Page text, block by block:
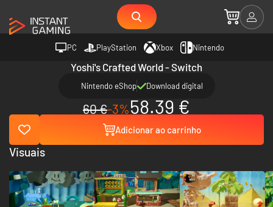
PC PlayStation Xbox Nintendo
Yoshi's Crafted World - Switch
Nintendo eShop Download digital
60 €-3%58.39 €
Adicionar ao carrinho
Visuais